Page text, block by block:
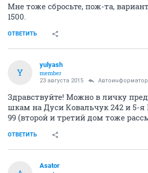
Мне тоже сбросьте, пож-та,
1500.
ОТВЕТИТЬ
Y
yulyash
member
23 августа 2015 Автоинформатор
Здравствуйте! Можно в личку
шкам на Дуси Ковальчук 242 и 5-я
99 (второй и третий дом тоже
ОТВЕТИТЬ
Asator